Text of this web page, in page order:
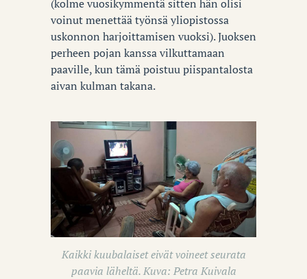
(kolme vuosikymmentä sitten hän olisi
voinut menettää työnsä yliopistossa
uskonnon harjoittamisen vuoksi). Juoksen
perheen pojan kanssa vilkuttamaan
paaville, kun tämä poistuu piispantalosta
aivan kulman takana.
Kaikki kuubalaiset eivät voineet seurata
paavia läheltä. Kuva: Petra Kuivala